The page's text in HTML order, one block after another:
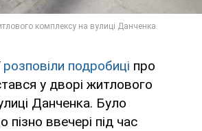
розповіли подробиці про
у дворі житлового
Данченка. Було
ввечері під час